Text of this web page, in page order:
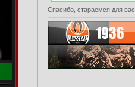
Спасибо, стараемся для вас.